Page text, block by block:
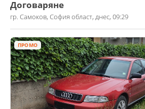
Договаряне
гр. Самоков, София област, днес, 09:29
ПРОМО